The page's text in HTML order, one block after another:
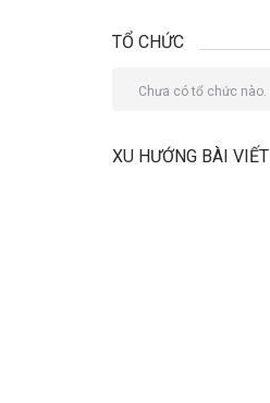
TỔ CHỨC
Chưa có tổ chức nào.
XU HƯỚNG BÀI VIẾT